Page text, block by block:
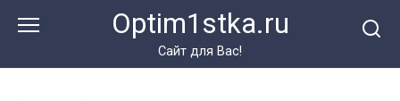
Optim1stka.ru
Сайт для Вас!